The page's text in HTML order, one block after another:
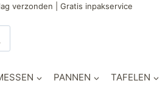
verzonden | Gratis inpakservice
PANNEN TAFELEN